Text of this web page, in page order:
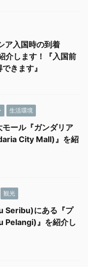
ア入国時の到着
介します！『入国前
きます』
生活環境
ール『ガンダリア
City Mall)』を紹
観光
Seribu)にある『プ
Pelangi)』を紹介し